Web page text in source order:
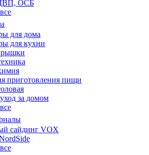
ОСБ
для дома
для кухни
приготовления пищи
за домом
сайдинг VOX